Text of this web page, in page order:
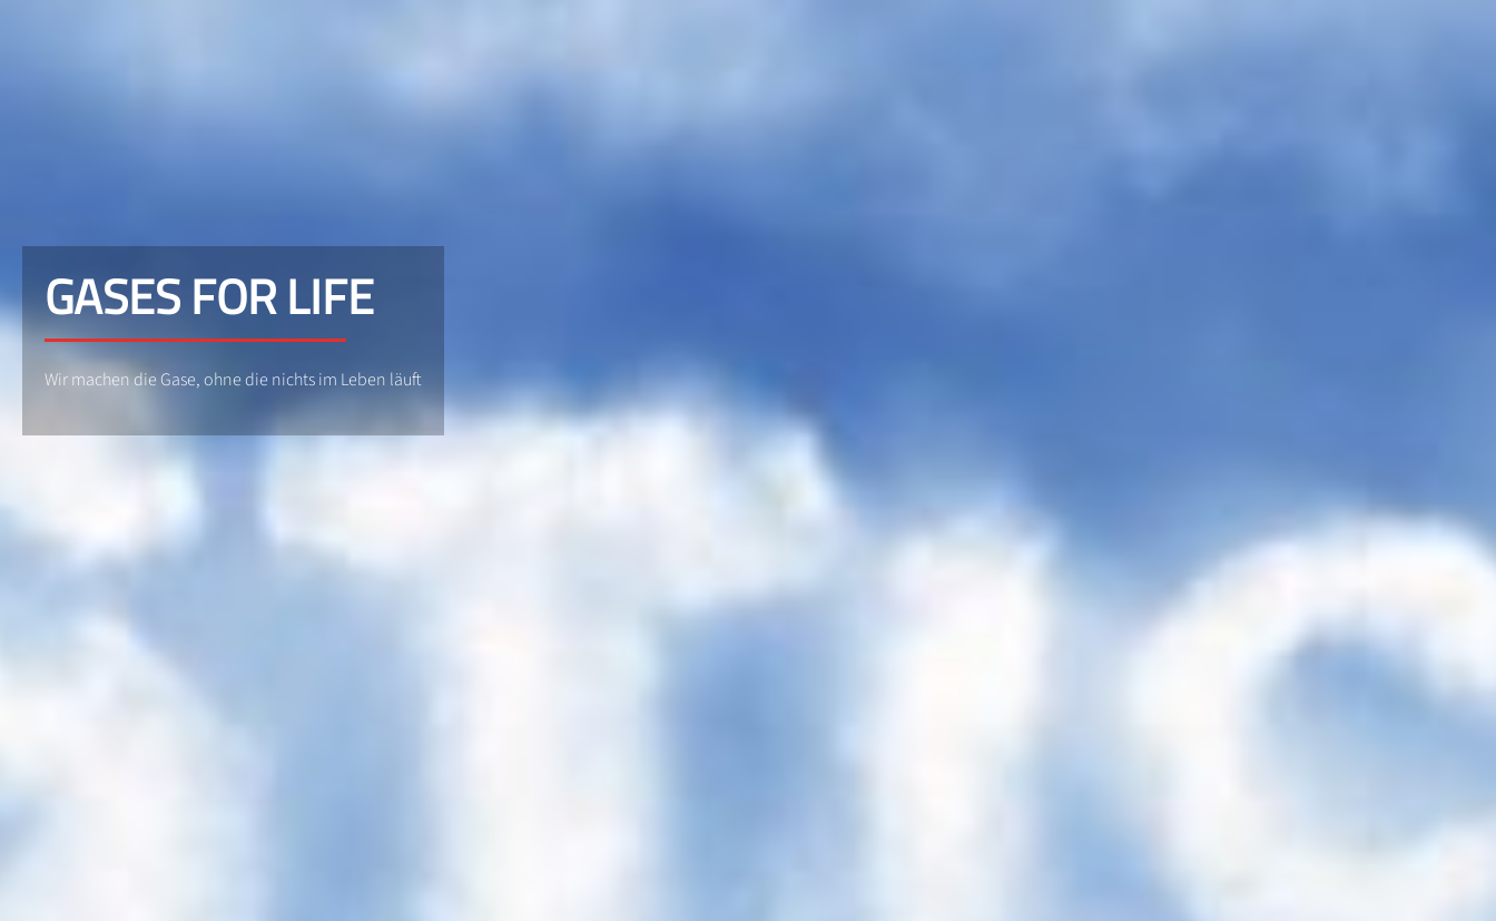
GASES FOR LIFE
Wir machen die Gase, ohne die nichts im Leben läuft